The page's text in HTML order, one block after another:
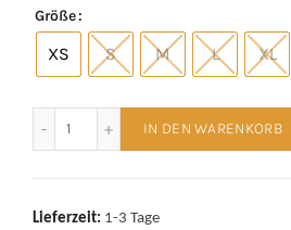
Größe
XS S M L XL
IN DEN WARENKORB
Lieferzeit: 1-3 Tage